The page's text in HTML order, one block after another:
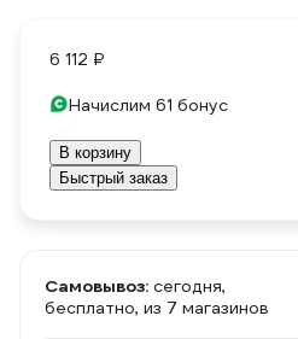
6 112 ₽
Начислим 61 бонус
В корзину
Быстрый заказ
Самовывоз: сегодня,
бесплатно, из 7 магазинов